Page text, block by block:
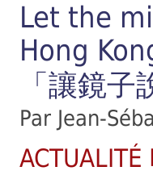
Let the
Hong
「讓鏡
Par Jean-